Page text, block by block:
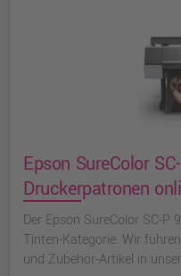
Epson SureColor
Druckerpatronen
Der Epson SureColor SC-
Tinten-Kategorie. Wir
und Zubehör-Artikel in